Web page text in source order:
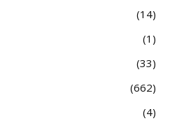
14
1
33
662
4